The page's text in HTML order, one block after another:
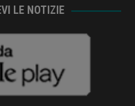
LE NOTIZIE